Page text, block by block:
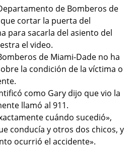
de Bomberos de
cortar la puerta del
para sacarla del asiento del
el video.
de Miami-Dade no ha
la condición de la víctima o
como Gary dijo que vio la
llamó al 911.
cuándo sucedió»,
conducía y otros dos chicos, y
ocurrió el accidente».